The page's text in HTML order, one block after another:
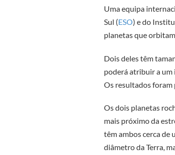
Uma equipa
Sul (ESO) e do
planetas que
Dois deles têm
poderá atribuir a um
Os resultados foram
Os dois planetas
mais próximo da
têm ambos cerca de
diâmetro da Terra,